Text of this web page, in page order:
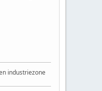
industriezone